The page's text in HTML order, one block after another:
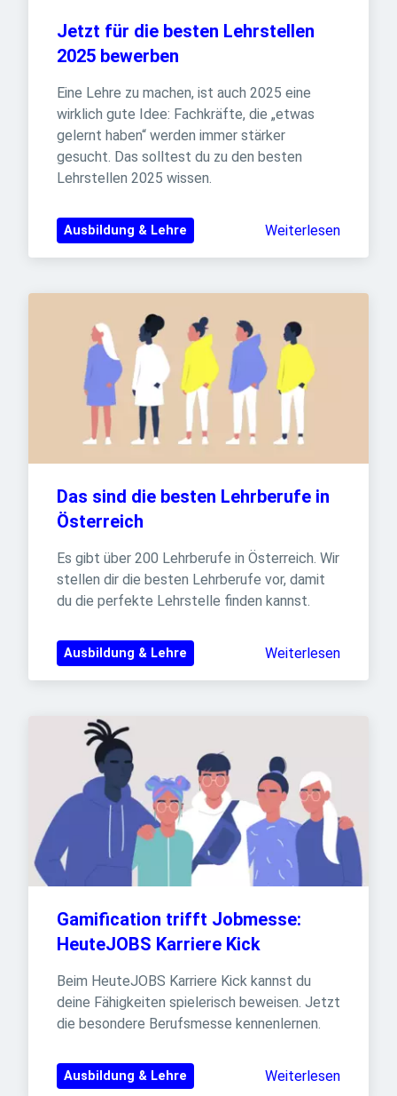
Jetzt für die besten Lehrstellen
2025 bewerben
Eine Lehre zu machen, ist auch 2025 eine
wirklich gute Idee: Fachkräfte, die „etwas
gelernt haben“ werden immer stärker
gesucht. Das solltest du zu den besten
Lehrstellen 2025 wissen.
Ausbildung & Lehre Weiterlesen
Das sind die besten Lehrberufe in
Österreich
Es gibt über 200 Lehrberufe in Österreich. Wir
stellen dir die besten Lehrberufe vor, damit
du die perfekte Lehrstelle finden kannst.
Ausbildung & Lehre Weiterlesen
Gamification trifft Jobmesse:
HeuteJOBS Karriere Kick
Beim HeuteJOBS Karriere Kick kannst du
deine Fähigkeiten spielerisch beweisen. Jetzt
die besondere Berufsmesse kennenlernen.
Ausbildung & Lehre Weiterlesen